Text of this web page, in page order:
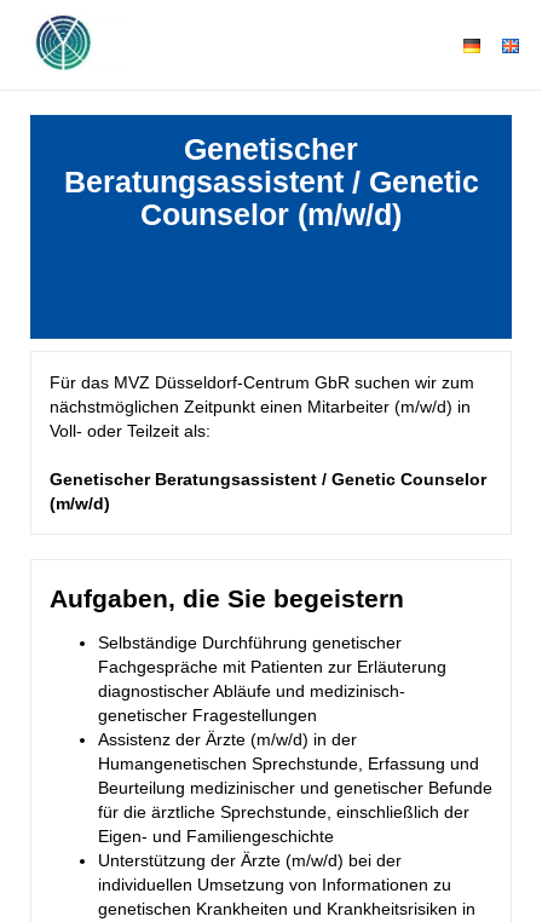
Genetischer
Beratungsassistent / Genetic
Counselor (m/w/d)
Für das MVZ Düsseldorf-Centrum GbR suchen wir zum
nächstmöglichen Zeitpunkt einen Mitarbeiter (m/w/d) in
Voll- oder Teilzeit als:
Genetischer Beratungsassistent / Genetic Counselor
(m/w/d)
Aufgaben, die Sie begeistern
Selbständige Durchführung genetischer
Fachgespräche mit Patienten zur Erläuterung
diagnostischer Abläufe und medizinisch-
genetischer Fragestellungen
Assistenz der Ärzte (m/w/d) in der
Humangenetischen Sprechstunde, Erfassung und
Beurteilung medizinischer und genetischer Befunde
für die ärztliche Sprechstunde, einschließlich der
Eigen- und Familiengeschichte
Unterstützung der Ärzte (m/w/d) bei der
individuellen Umsetzung von Informationen zu
genetischen Krankheiten und Krankheitsrisiken in